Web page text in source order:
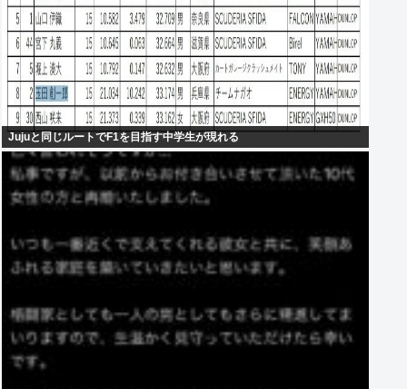
Jujuと同じルートでF1を目指す中学生が現れる